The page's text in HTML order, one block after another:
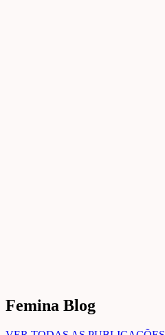
Femina Blog